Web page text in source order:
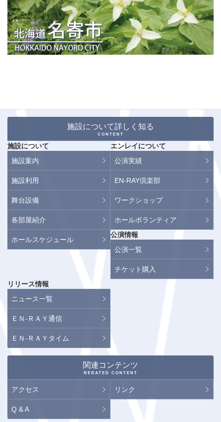
施設について詳しく知る
CONTENT
施設について
施設案内
施設利用
舞台設備
各部屋紹介
ホールスケジュール
エンレイについて
公演実績
EN-RAY倶楽部
ワークショップ
ホールボランティア
公演情報
公演一覧
チケット購入
リリース情報
ニュース一覧
ＥＮ-ＲＡＹ通信
ＥＮ-ＲＡＹタイム
関連コンテンツ
RERATED CONTENT
アクセス リンク
Q & A